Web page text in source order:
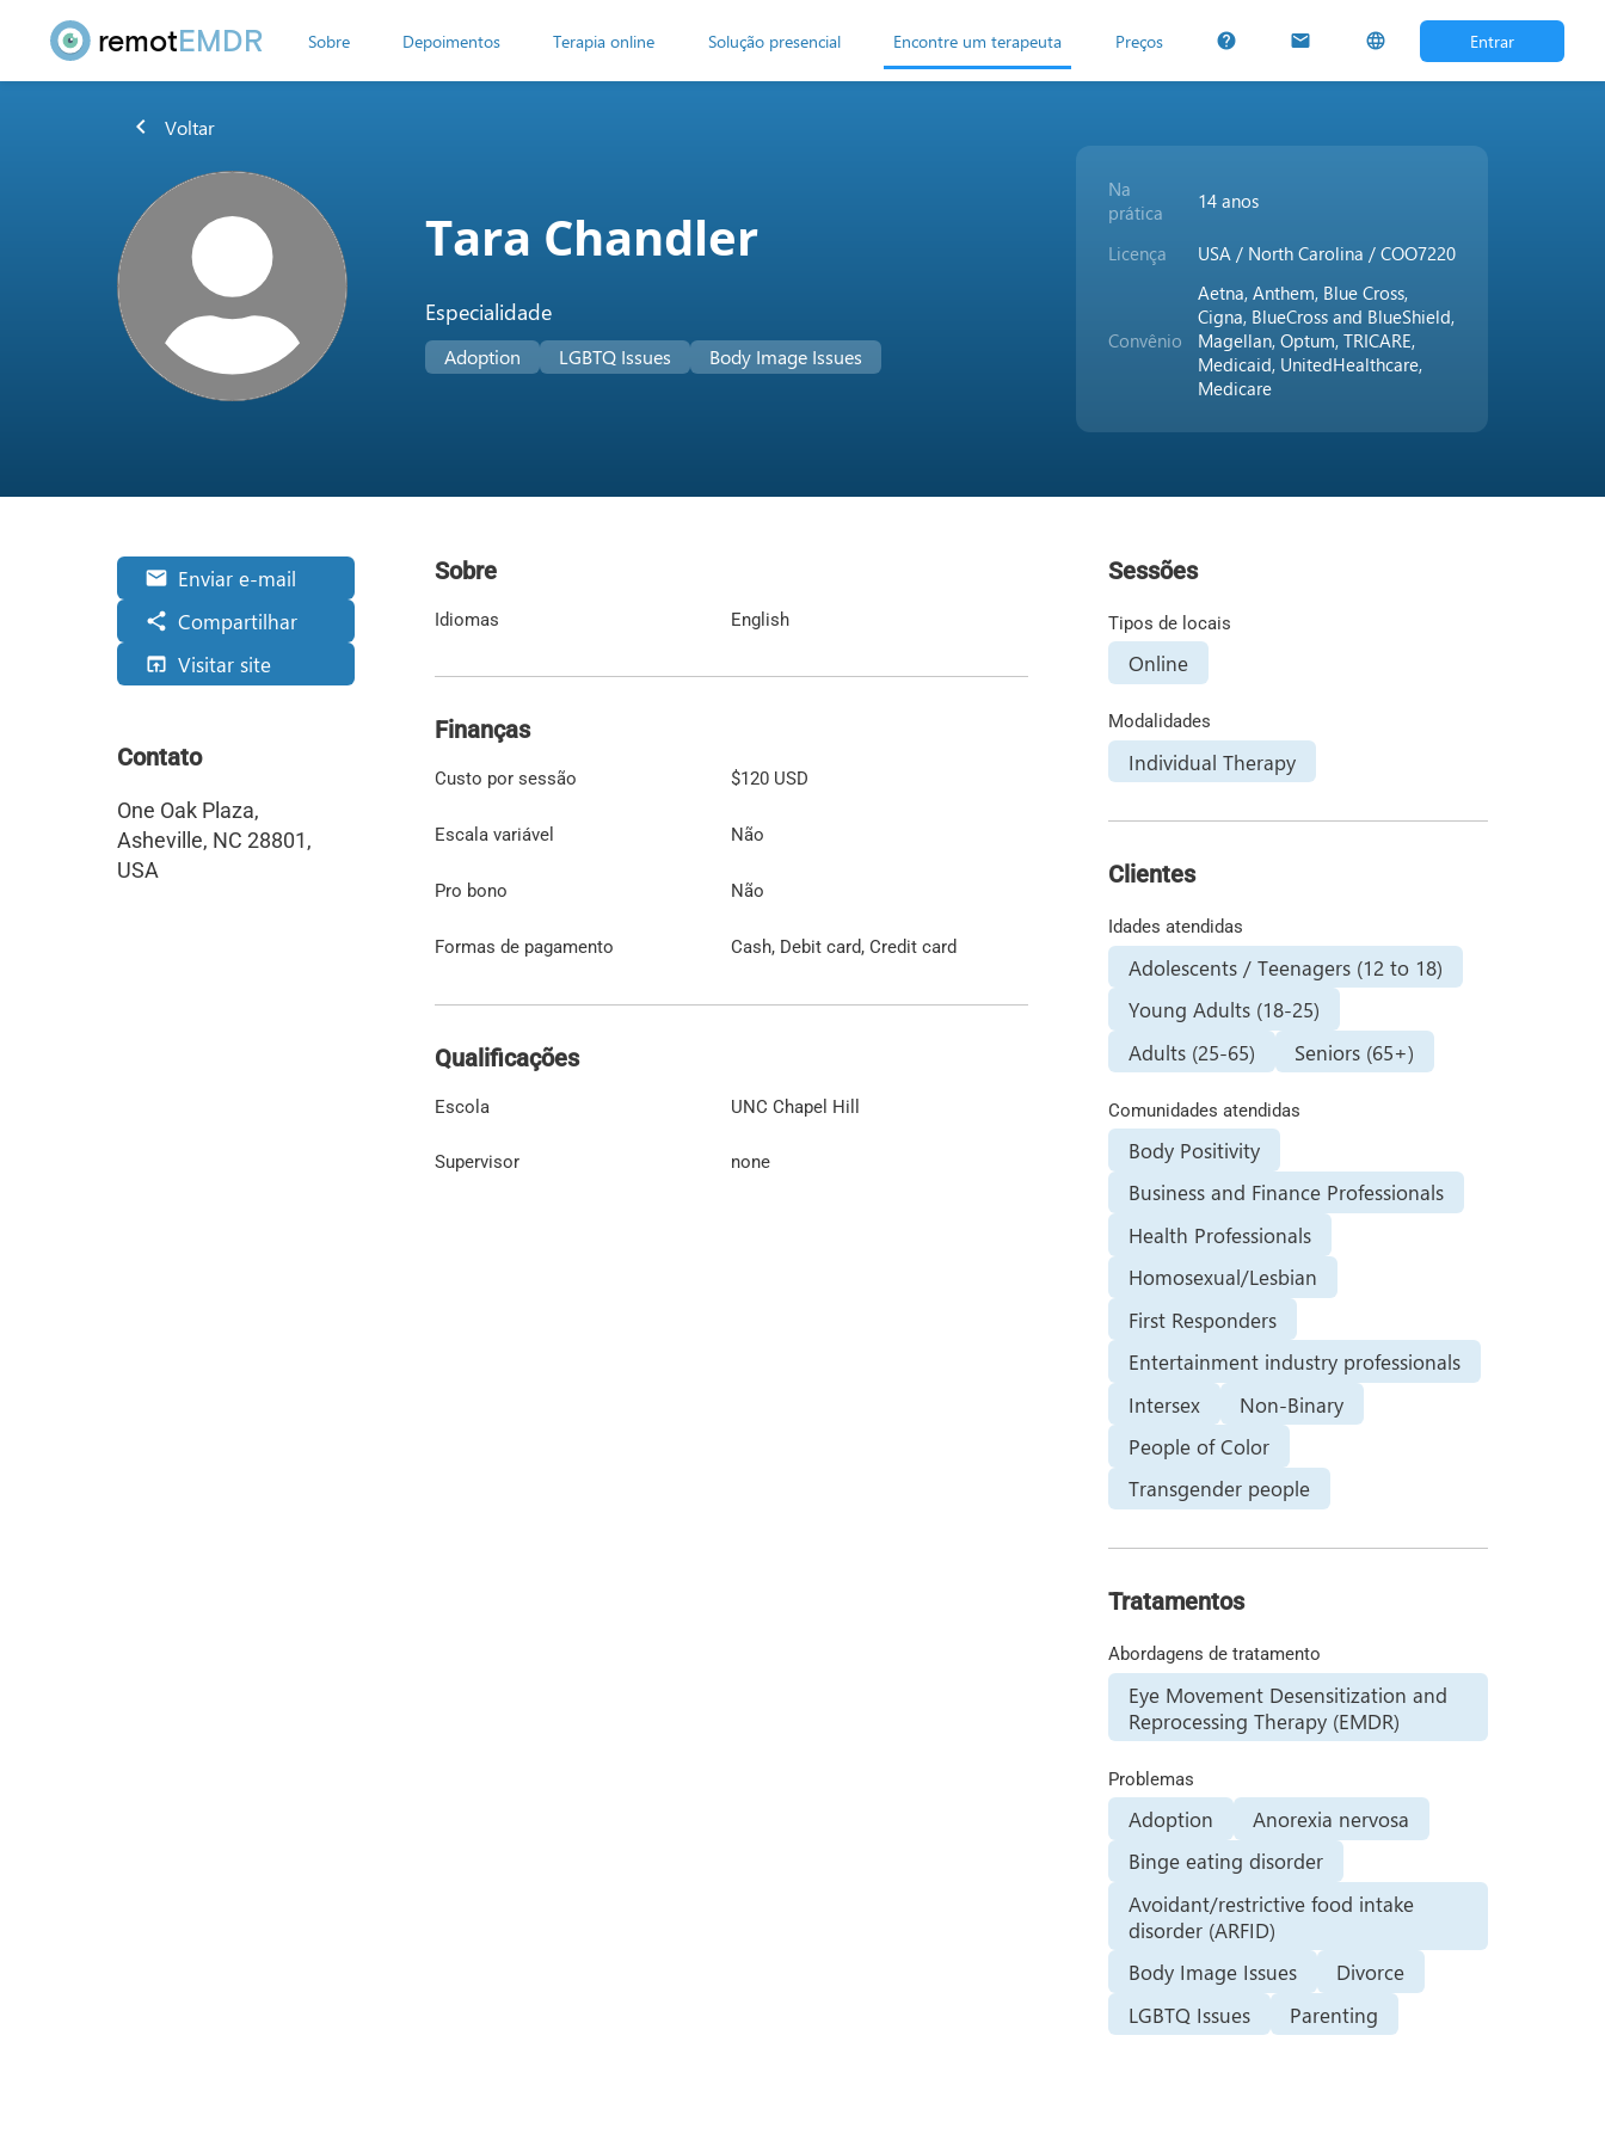
remotEMDR Sobre Depoimentos Terapia online Solução presencial Encontre um terapeuta Preços help mail language Entrar
chevron_left Voltar
Tara Chandler
Especialidade
Adoption LGBTQ Issues Body Image Issues
Na
prática
14 anos
Licença USA / North Carolina / COO7220
Convênio
Aetna, Anthem, Blue Cross,
Cigna, BlueCross and BlueShield,
Magellan, Optum, TRICARE,
Medicaid, UnitedHealthcare,
Medicare
email Enviar e-mail
share Compartilhar
open_in_browser Visitar site
Contato
One Oak Plaza,
Asheville, NC 28801,
USA
Sobre
Idiomas English
Finanças
Custo por sessão $120 USD
Escala variável Não
Pro bono Não
Formas de pagamento Cash, Debit card, Credit card
Qualificações
Escola UNC Chapel Hill
Supervisor none
Sessões
Tipos de locais
Online
Modalidades
Individual Therapy
Clientes
Idades atendidas
Adolescents / Teenagers (12 to 18)
Young Adults (18-25)
Adults (25-65)
Seniors (65+)
Comunidades atendidas
Body Positivity
Business and Finance Professionals
Health Professionals
Homosexual/Lesbian
First Responders
Entertainment industry professionals
Intersex
Non-Binary
People of Color
Transgender people
Tratamentos
Abordagens de tratamento
Eye Movement Desensitization and
Reprocessing Therapy (EMDR)
Problemas
Adoption
Anorexia nervosa
Binge eating disorder
Avoidant/restrictive food intake
disorder (ARFID)
Body Image Issues
Divorce
LGBTQ Issues
Parenting